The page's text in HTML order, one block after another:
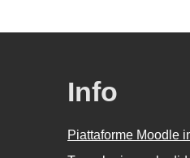
Info
Piattaforme Moodle